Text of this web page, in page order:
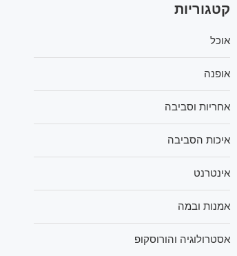
קטגוריות
אוכל
אופנה
אחריות וסביבה
איכות הסביבה
אינטרנט
אמנות ובמה
אסטרולוגיה והורוסקופ